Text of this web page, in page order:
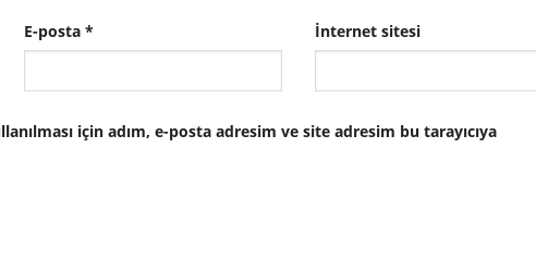
E-posta * İnternet sitesi
için adım, e-posta adresim ve site adresim bu tarayıcıya